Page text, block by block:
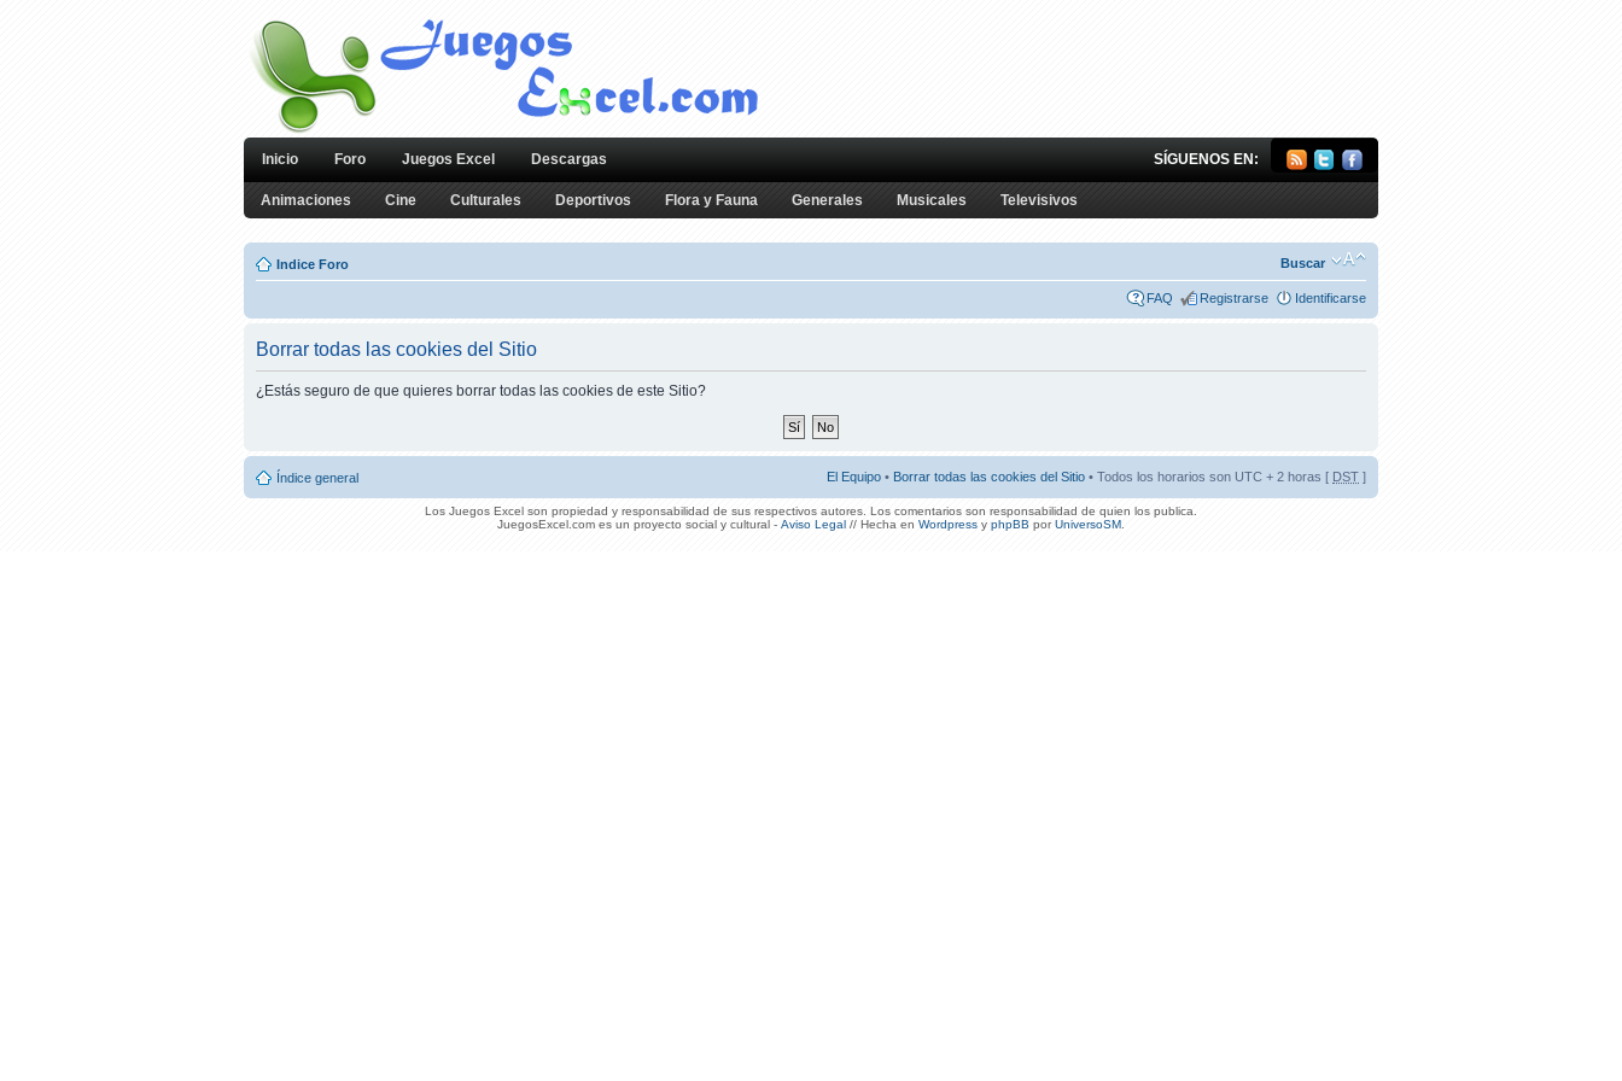
Inicio Foro Juegos Excel Descargas SÍGUENOS EN:
Animaciones Cine Culturales Deportivos Flora y Fauna Generales Musicales Televisivos
Indice Foro Buscar
FAQ Registrarse Identificarse
Borrar todas las cookies del Sitio
¿Estás seguro de que quieres borrar todas las cookies de este Sitio?
Índice general El Equipo • Borrar todas las cookies del Sitio • Todos los horarios son UTC + 2 horas [ DST ]
Los Juegos Excel son propiedad y responsabilidad de sus respectivos autores. Los comentarios son responsabilidad de quien los publica.
JuegosExcel.com es un proyecto social y cultural - Aviso Legal // Hecha en Wordpress y phpBB porUniversoSM